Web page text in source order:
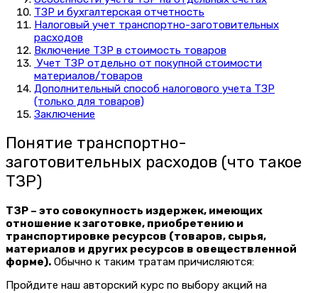
ТЗР и бухгалтерская отчетность
Налоговый учет транспортно-заготовительных
расходов
Включение ТЗР в стоимость товаров
Учет ТЗР отдельно от покупной стоимости
материалов/товаров
Дополнительный способ налогового учета ТЗР
(только для товаров)
Заключение
Понятие транспортно-
заготовительных расходов (что такое
ТЗР)
ТЗР – это совокупность издержек, имеющих
отношение к заготовке, приобретению и
транспортировке ресурсов (товаров, сырья,
материалов и других ресурсов в овеществленной
форме). Обычно к таким тратам причисляются:
Пройдите наш авторский курс по выбору акций на